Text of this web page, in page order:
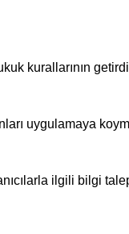
kurallarının
uygulamaya
ilgili bilgi